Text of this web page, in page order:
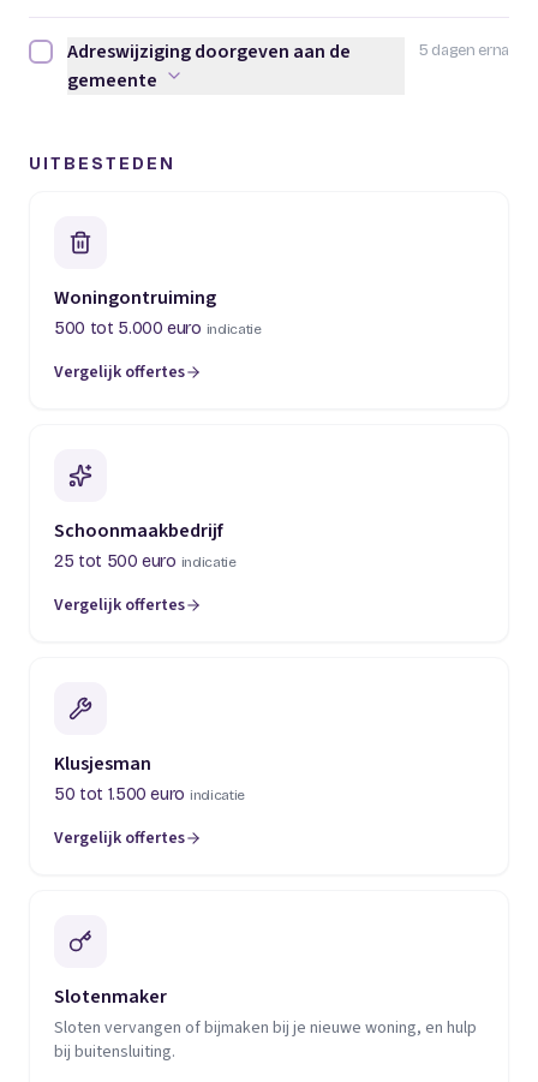
5 dagen erna
Adreswijziging doorgeven aan de gemeente afvinken
Adreswijziging doorgeven aan de
gemeente
UITBESTEDEN
Woningontruiming
500 tot 5.000 euro indicatie
Vergelijk offertes
(opent in een nieuw tabblad)
Schoonmaakbedrijf
25 tot 500 euro indicatie
Vergelijk offertes
(opent in een nieuw tabblad)
Klusjesman
50 tot 1.500 euro indicatie
Vergelijk offertes
(opent in een nieuw tabblad)
Slotenmaker
Sloten vervangen of bijmaken bij je nieuwe woning, en hulp
bij buitensluiting.